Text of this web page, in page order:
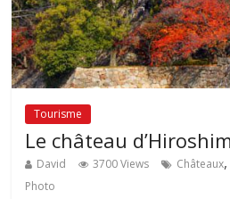
Tourisme
Le château
David 3700 Views Châteaux,
Photo